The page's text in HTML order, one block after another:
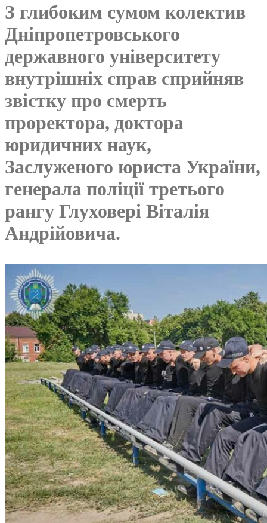
З глибоким сумом колектив
Дніпропетровського
державного університету
внутрішніх справ сприйняв
звістку про смерть
проректора, доктора
юридичних наук,
Заслуженого юриста України,
генерала поліції третього
рангу Глуховері Віталія
Андрійовича.